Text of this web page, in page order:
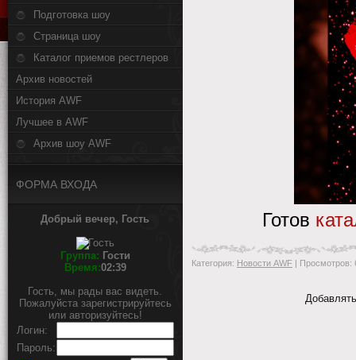
Подготовка шоу
Страница шоу
Каталог приемов рестлеров
Архив новостей
История AWF
Лучшее в AWF
Архив шоу AWF
ФОРМА ВХОДА
Добрый вечер, Гость
Группа: Гости
Время:02:39
Гость, мы рады вас видеть.
Пожалуйста зарегистрируйтесь
или авторизуйтесь!
Логин:
Пароль:
Готов
Категория: Новости AWF | Просмотров: